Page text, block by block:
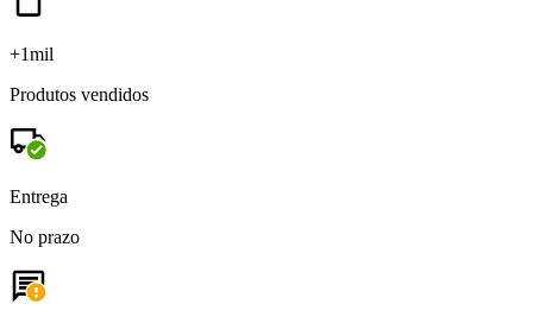
+1mil
Produtos vendidos
Entrega
No prazo